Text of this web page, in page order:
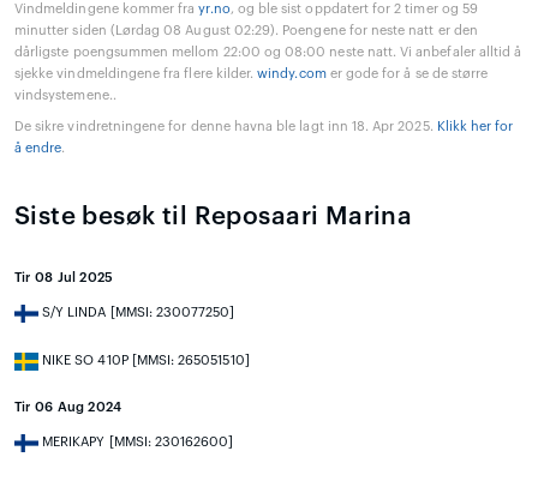
Vindmeldingene kommer frayr.no, og ble sist oppdatert for 2 timer og 59
minutter siden (Lørdag 08 August 02:29). Poengene for neste natt er den
dårligste poengsummen mellom 22:00 og 08:00 neste natt. Vi anbefaler alltid å
sjekke vindmeldingene fra flere kilder.windy.comer gode for å se de større
vindsystemene..
De sikre vindretningene for denne havna ble lagt inn 18. Apr 2025. Klikk her for
å endre.
Siste besøk til Reposaari Marina
Tir 08 Jul 2025
S/Y LINDA [MMSI: 230077250]
NIKE SO 410P [MMSI: 265051510]
Tir 06 Aug 2024
MERIKAPY [MMSI: 230162600]